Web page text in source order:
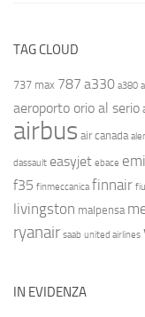
TAG CLOUD
737 max 787 a330 a380
aeroporto orio al serio
airbus air canada
dassault easyjet ebace
f35 finmeccanica finnair
livingston malpensa
ryanair saab united airlines
IN EVIDENZA